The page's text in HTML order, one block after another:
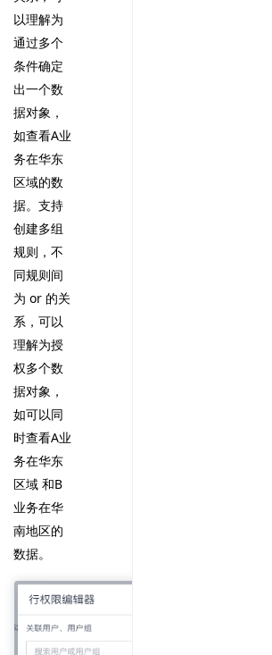
以理解为
通过多个
条件确定
出一个数
据对象，
如查看A业
务在华东
区域的数
据。支持
创建多组
规则，不
同规则间
为 or 的关
系，可以
理解为授
权多个数
据对象，
如可以同
时查看A业
务在华东
区域 和B
业务在华
南地区的
数据。